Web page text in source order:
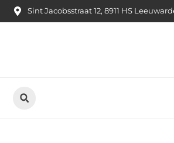
Sint Jacobsstraat 12, 8911 HS